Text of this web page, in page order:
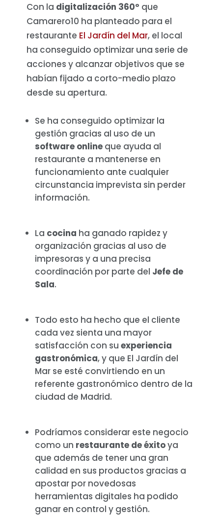
Con la digitalización 360º que
Camarero10 ha planteado para el
restaurante El Jardín del Mar, el local
ha conseguido optimizar una serie de
acciones y alcanzar objetivos que se
habían fijado a corto-medio plazo
desde su apertura.
Se ha conseguido optimizar la
gestión gracias al uso de un
software onlineque ayuda al
restaurante a mantenerse en
funcionamiento ante cualquier
circunstancia imprevista sin perder
información.
La cocina ha ganado rapidez y
organización gracias al uso de
impresoras y a una precisa
coordinación por parte del Jefe de
Sala.
Todo esto ha hecho que el cliente
cada vez sienta una mayor
satisfacción con su experiencia
gastronómica, y que El Jardín del
Mar se esté convirtiendo en un
referente gastronómico dentro de la
ciudad de Madrid.
Podríamos considerar este negocio
como un restaurante de éxitoya
que además de tener una gran
calidad en sus productos gracias a
apostar por novedosas
herramientas digitales ha podido
ganar en control y gestión.